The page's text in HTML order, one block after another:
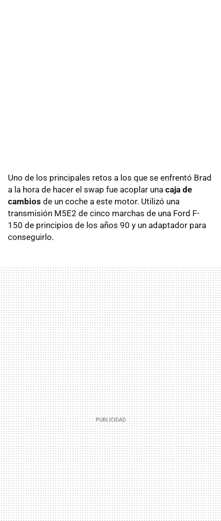
Uno de los principales retos a los que se enfrentó Brad
a la hora de hacer el swap fue acoplar una caja de
cambios de un coche a este motor. Utilizó una
transmisión M5E2 de cinco marchas de una Ford F-
150 de principios de los años 90 y un adaptador para
conseguirlo.